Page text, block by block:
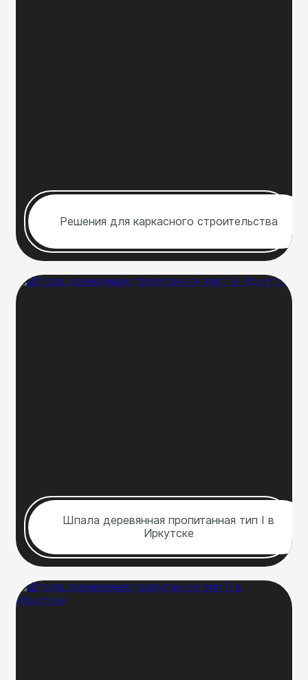
Решения для каркасного строительства
Шпала деревянная пропитанная тип I в
Иркутске